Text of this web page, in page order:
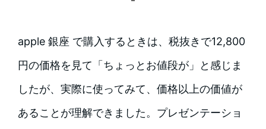
apple 銀座 で購入するときは、税抜きで12,800
円の価格を見て「ちょっとお値段が」と感じま
したが、実際に使ってみて、価格以上の価値が
あることが理解できました。プレゼンテーショ